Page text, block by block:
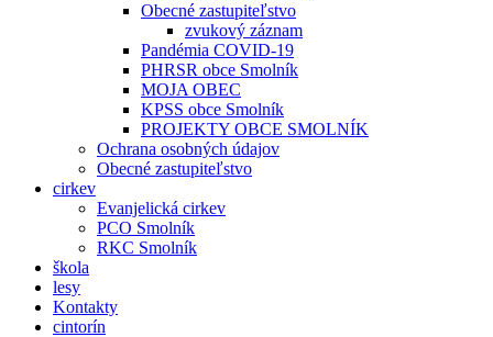
Obecné zastupiteľstvo
zvukový záznam
Pandémia COVID-19
PHRSR obce Smolník
MOJA OBEC
KPSS obce Smolník
PROJEKTY OBCE SMOLNÍK
Ochrana osobných údajov
Obecné zastupiteľstvo
cirkev
Evanjelická cirkev
PCO Smolník
RKC Smolník
škola
lesy
Kontakty
cintorín